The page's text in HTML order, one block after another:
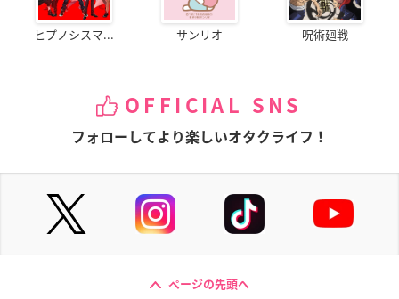
ヒプノシスマ... サンリオ 呪術廻戦
OFFICIAL SNS
フォローしてより楽しいオタクライフ！
ページの先頭へ